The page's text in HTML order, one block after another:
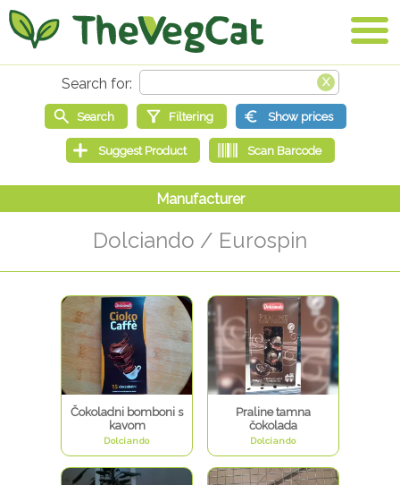
Dolciando / Eurospin
Čokoladni bomboni s
kavom
Dolciando
Praline tamna
čokolada
Dolciando